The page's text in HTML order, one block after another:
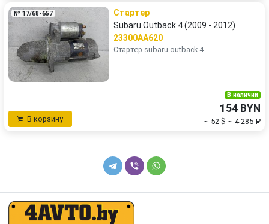
№ 17/68-657
Стартер
Subaru Outback 4 (2009 - 2012)
23300AA620
Стартер subaru outback 4
В корзину
В наличии
154 BYN
~ 52 $ ~ 4 285 ₽